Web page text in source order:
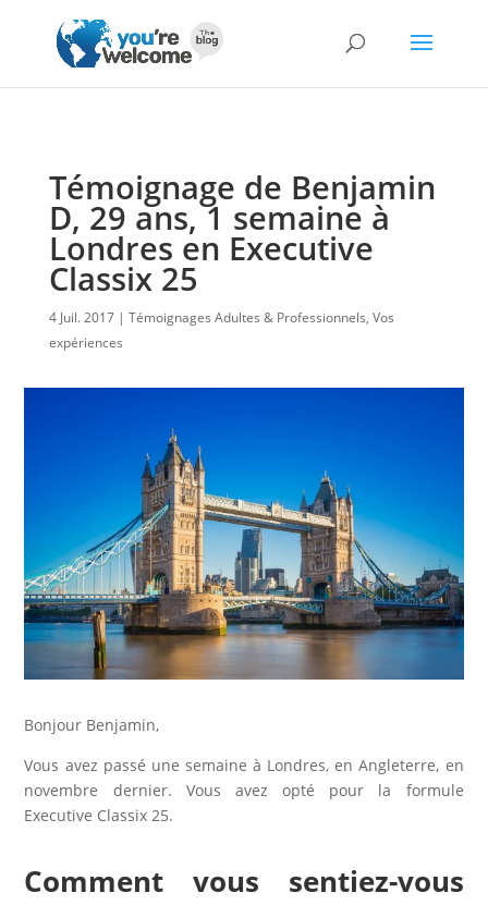
Témoignage de Benjamin
D, 29 ans, 1 semaine à
Londres en Executive
Classix 25
4 Juil. 2017 Témoignages Adultes & Professionnels, Vos
expériences
Bonjour Benjamin,
Vous avez passé une semaine à Londres, en Angleterre, en
novembre dernier. Vous avez opté pour la formule
Executive Classix 25.
Comment vous sentiez-vous